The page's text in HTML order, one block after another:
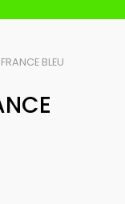
BLEU